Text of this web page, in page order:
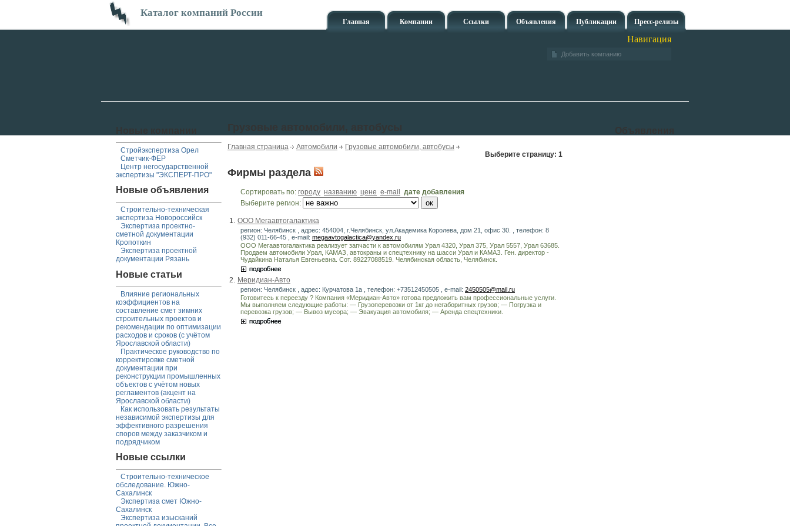
Каталог компаний России
Главная Компании Ссылки Объявления Публикации Пресс-релизы
Навигация
Добавить компанию
Стройэкспертиза Орел
Сметчик-ФЕР
Центр негосударственной
экспертизы "ЭКСПЕРТ-ПРО"
Новые объявления
Строительно-техническая
экспертиза Новороссийск
Экспертиза проектно-
сметной документации
Кропоткин
Экспертиза проектной
документации Рязань
Новые статьи
Влияние региональных
коэффициентов на
составление смет зимних
строительных проектов и
рекомендации по оптимизации
расходов и сроков (с учётом
Ярославской области)
Практическое руководство по
корректировке сметной
документации при
реконструкции промышленных
объектов с учётом новых
регламентов (акцент на
Ярославской области)
Как использовать результаты
независимой экспертизы для
эффективного разрешения
споров между заказчиком и
подрядчиком
Новые ссылки
Строительно-техническое
обследование. Южно-
Сахалинск
Экспертиза смет Южно-
Сахалинск
Экспертиза изысканий
Главная страница Автомобили
Грузовые автомобили, автобусы
Выберите страницу: 1
Фирмы раздела
Сортировать по: городу названию цене e-mail
дате добавления
Выберите регион:
1. ООО Мегаавтогалактика
регион: Челябинск , адрес: 454004, г.Челябинск, ул.Академика Королева, дом 21, офис 30. , телефон: 8
(932) 011-66-45 , e-mail: megaavtogalactica@yandex.ru
ООО Мегаавтогалактика реализует запчасти к автомобилям Урал 4320, Урал 375, Урал 5557, Урал 63685.
Продаем автомобили Урал, КАМАЗ, автокраны и спецтехнику на шасси Урал и КАМАЗ. Ген. директор -
Чудайкина Наталья Евгеньевна. Сот. 89227088519. Челябинская область, Челябинск.
2. Меридиан-Авто
регион: Челябинск , адрес: Курчатова 1а , телефон: +73512450505 , e-mail: 2450505@mail.ru
Готовитесь к переезду ? Компания «Меридиан-Авто» готова предложить вам профессиональные услуги.
Мы выполняем следующие работы: — Грузоперевозки от 1кг до негаборитных грузов; — Погрузка и
перевозка грузов; — Вывоз мусора; — Эвакуация автомобиля; — Аренда спецтехники.